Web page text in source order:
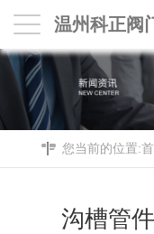
温州科正阀
您当前的位置:
沟槽管